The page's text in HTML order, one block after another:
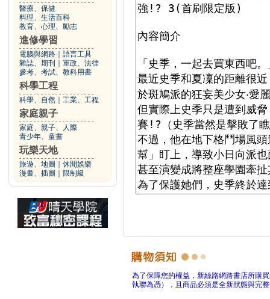
醫療、保健
料理、生活百科
教育、心理、勵志
進修學習
電腦與網路
語言工具
雜誌、期刊
軍政、法律
參考、考試、教科用書
科學工程
科學、自然 工業、工程
家庭親子
家庭、親子、人際
青少年、童書
玩樂天地
旅遊、地圖
休閒娛樂
漫畫、插圖
限制級
為了保障您的權益，新絲路網路書店所購
執聯為憑），且商品必須是全新狀態與完